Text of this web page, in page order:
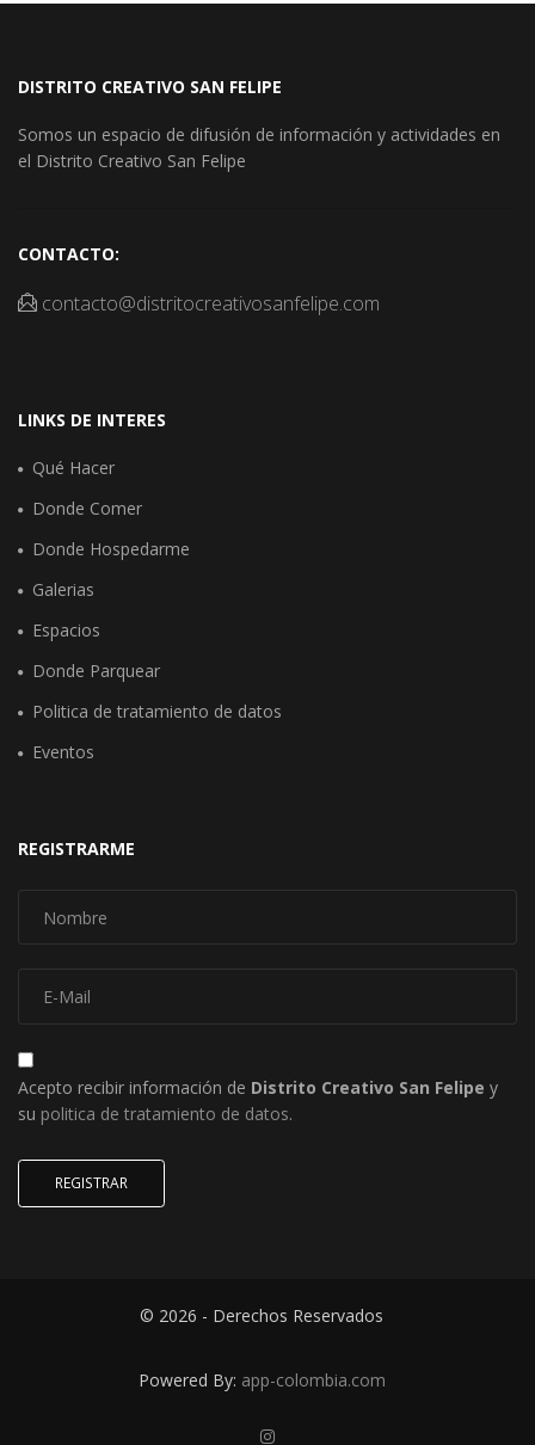
DISTRITO CREATIVO SAN FELIPE
Somos un espacio de difusión de información y actividades en
el Distrito Creativo San Felipe
CONTACTO:
contacto@distritocreativosanfelipe.com
LINKS DE INTERES
Qué Hacer
Donde Comer
Donde Hospedarme
Galerias
Espacios
Donde Parquear
Politica de tratamiento de datos
Eventos
REGISTRARME
Acepto recibir información de Distrito Creativo San Felipe y
su politica de tratamiento de datos.
REGISTRAR
© 2026 - Derechos Reservados
Powered By: app-colombia.com